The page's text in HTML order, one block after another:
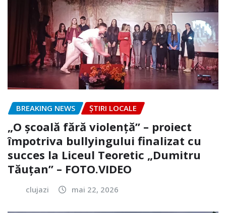
BREAKING NEWS ȘTIRI LOCALE
„O școală fără violență” – proiect
împotriva bullyingului finalizat cu
succes la Liceul Teoretic „Dumitru
Tăuțan” – FOTO.VIDEO
clujazi mai 22, 2026